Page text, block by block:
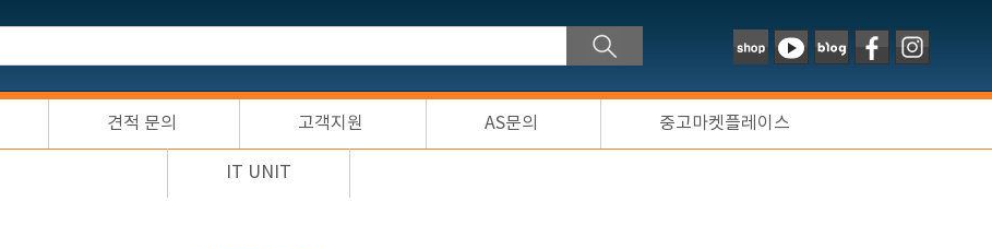
견적 문의 고객지원 AS문의 중고마켓플레이스
IT UNIT